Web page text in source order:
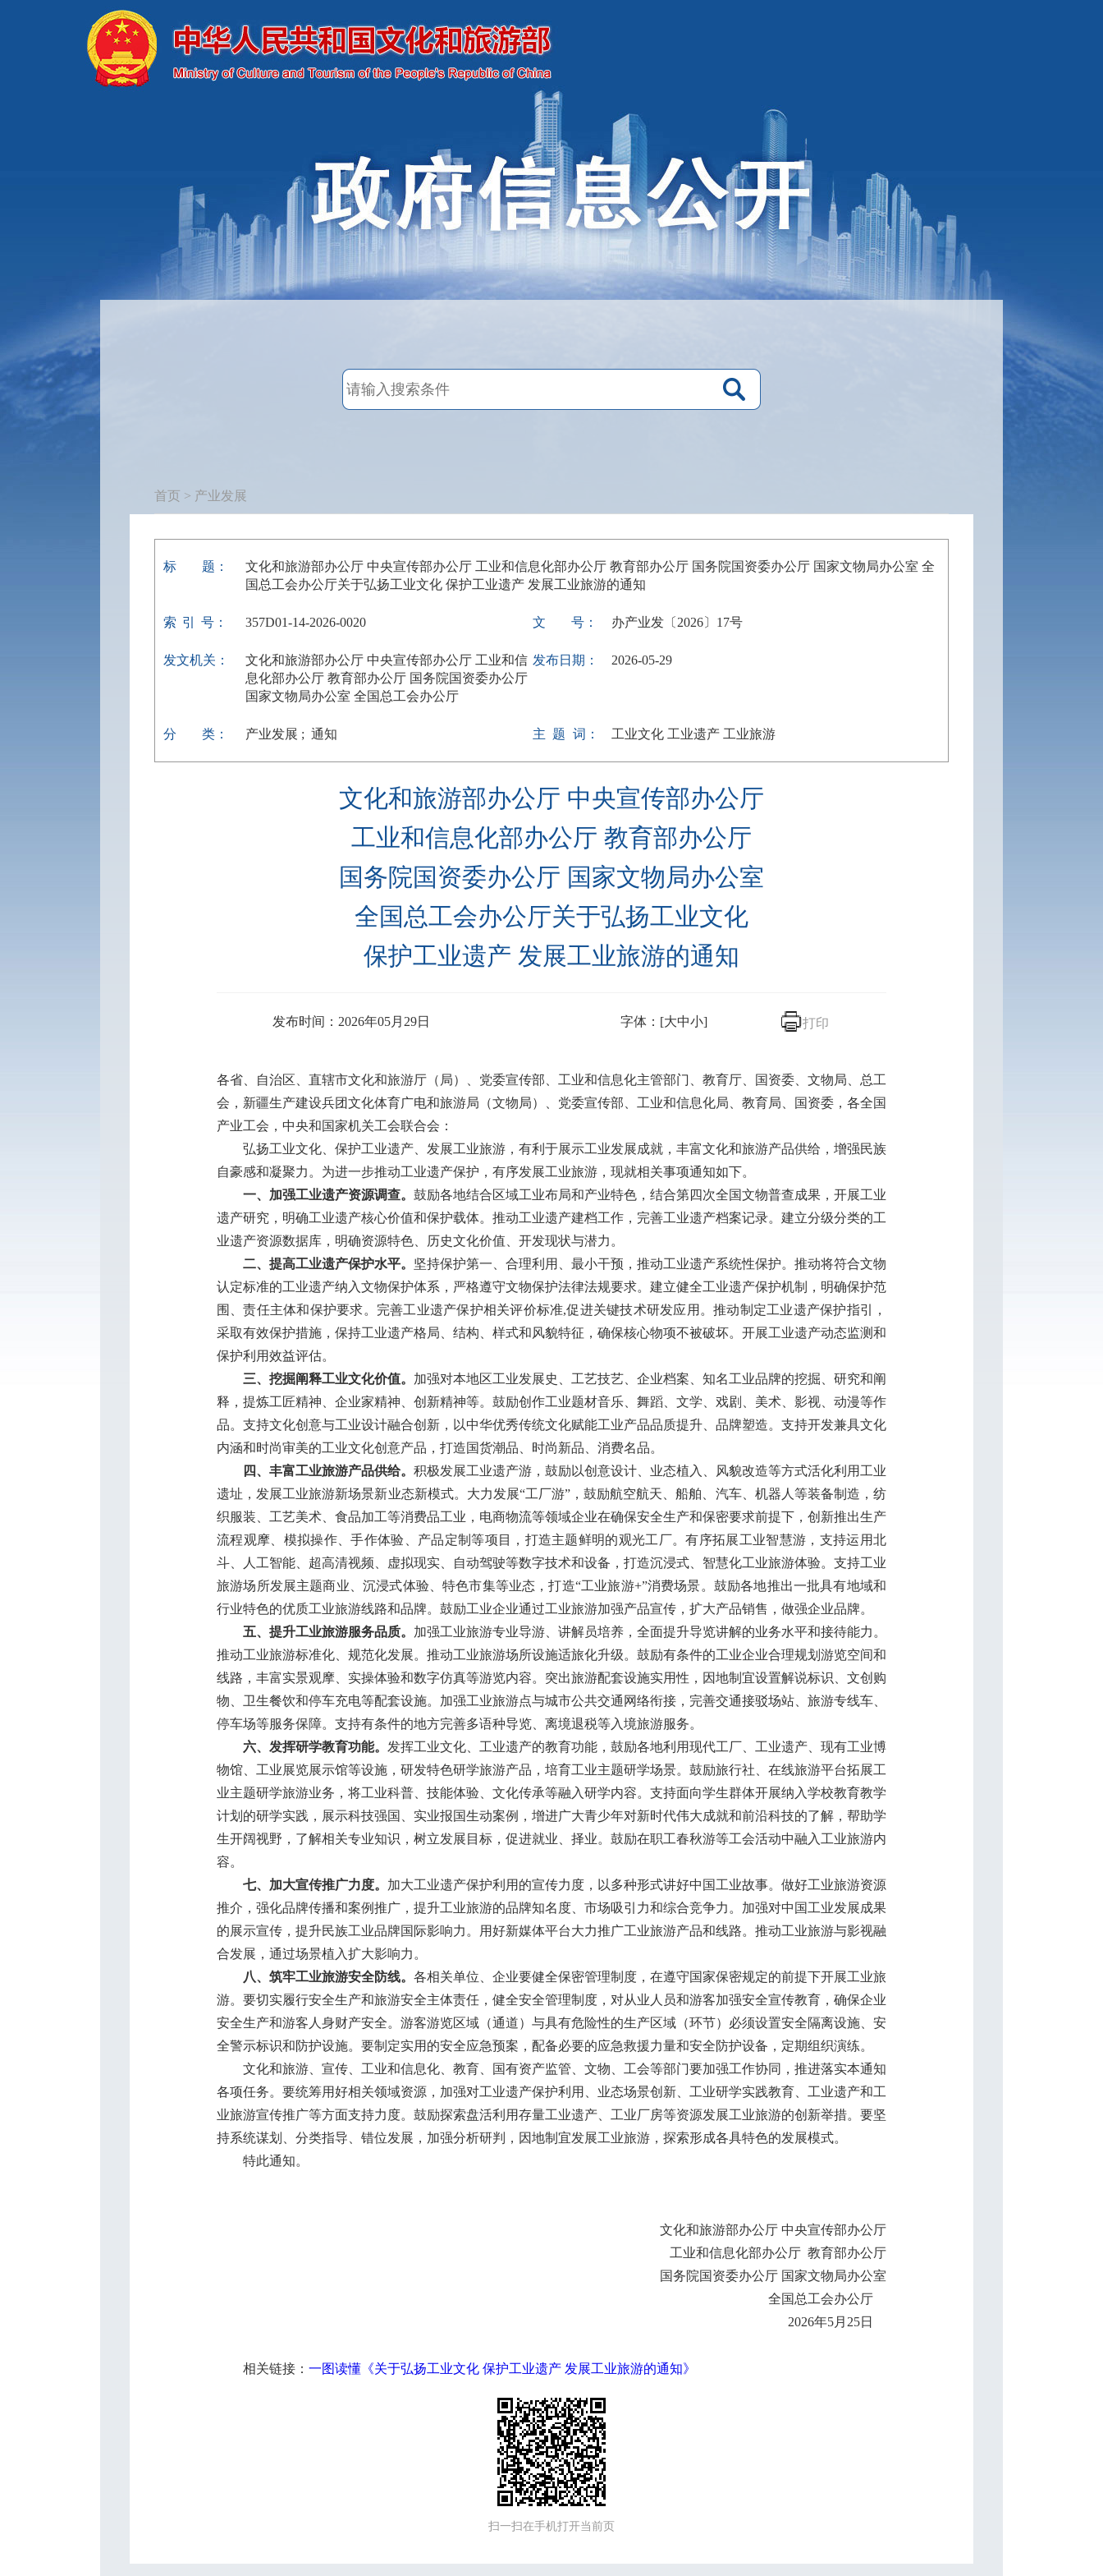
首页 > 产业发展
标 题： 文化和旅游部办公厅 中央宣传部办公厅 工业和信息化部办公厅 教育部办公厅 国务院国资委办公厅 国家文物局办公室 全
国总工会办公厅关于弘扬工业文化 保护工业遗产 发展工业旅游的通知
索 引 号： 357D01-14-2026-0020 文 号： 办产业发〔2026〕17号
发文机关：
文化和旅游部办公厅 中央宣传部办公厅 工业和信
息化部办公厅 教育部办公厅 国务院国资委办公厅
国家文物局办公室 全国总工会办公厅
发布日期： 2026-05-29
分 类： 产业发展 ; 通知 主 题 词： 工业文化 工业遗产 工业旅游
文化和旅游部办公厅 中央宣传部办公厅
工业和信息化部办公厅 教育部办公厅
国务院国资委办公厅 国家文物局办公室
全国总工会办公厅关于弘扬工业文化
保护工业遗产 发展工业旅游的通知
发布时间：2026年05月29日 字体：[大中小] 打印
各省、自治区、直辖市文化和旅游厅（局）、党委宣传部、工业和信息化主管部门、教育厅、国资委、文物局、总工
会，新疆生产建设兵团文化体育广电和旅游局（文物局）、党委宣传部、工业和信息化局、教育局、国资委，各全国
产业工会，中央和国家机关工会联合会：
弘扬工业文化、保护工业遗产、发展工业旅游，有利于展示工业发展成就，丰富文化和旅游产品供给，增强民族
自豪感和凝聚力。为进一步推动工业遗产保护，有序发展工业旅游，现就相关事项通知如下。
一、加强工业遗产资源调查。 鼓励各地结合区域工业布局和产业特色，结合第四次全国文物普查成果，开展工业
遗产研究，明确工业遗产核心价值和保护载体。推动工业遗产建档工作，完善工业遗产档案记录。建立分级分类的工
业遗产资源数据库，明确资源特色、历史文化价值、开发现状与潜力。
二、提高工业遗产保护水平。 坚持保护第一、合理利用、最小干预，推动工业遗产系统性保护。推动将符合文物
认定标准的工业遗产纳入文物保护体系，严格遵守文物保护法律法规要求。建立健全工业遗产保护机制，明确保护范
围、责任主体和保护要求。完善工业遗产保护相关评价标准,促进关键技术研发应用。推动制定工业遗产保护指引，
采取有效保护措施，保持工业遗产格局、结构、样式和风貌特征，确保核心物项不被破坏。开展工业遗产动态监测和
保护利用效益评估。
三、挖掘阐释工业文化价值。 加强对本地区工业发展史、工艺技艺、企业档案、知名工业品牌的挖掘、研究和阐
释，提炼工匠精神、企业家精神、创新精神等。鼓励创作工业题材音乐、舞蹈、文学、戏剧、美术、影视、动漫等作
品。支持文化创意与工业设计融合创新，以中华优秀传统文化赋能工业产品品质提升、品牌塑造。支持开发兼具文化
内涵和时尚审美的工业文化创意产品，打造国货潮品、时尚新品、消费名品。
四、丰富工业旅游产品供给。 积极发展工业遗产游，鼓励以创意设计、业态植入、风貌改造等方式活化利用工业
遗址，发展工业旅游新场景新业态新模式。大力发展“工厂游”，鼓励航空航天、船舶、汽车、机器人等装备制造，纺
织服装、工艺美术、食品加工等消费品工业，电商物流等领域企业在确保安全生产和保密要求前提下，创新推出生产
流程观摩、模拟操作、手作体验、产品定制等项目，打造主题鲜明的观光工厂。有序拓展工业智慧游，支持运用北
斗、人工智能、超高清视频、虚拟现实、自动驾驶等数字技术和设备，打造沉浸式、智慧化工业旅游体验。支持工业
旅游场所发展主题商业、沉浸式体验、特色市集等业态，打造“工业旅游+”消费场景。鼓励各地推出一批具有地域和
行业特色的优质工业旅游线路和品牌。鼓励工业企业通过工业旅游加强产品宣传，扩大产品销售，做强企业品牌。
五、提升工业旅游服务品质。 加强工业旅游专业导游、讲解员培养，全面提升导览讲解的业务水平和接待能力。
推动工业旅游标准化、规范化发展。推动工业旅游场所设施适旅化升级。鼓励有条件的工业企业合理规划游览空间和
线路，丰富实景观摩、实操体验和数字仿真等游览内容。突出旅游配套设施实用性，因地制宜设置解说标识、文创购
物、卫生餐饮和停车充电等配套设施。加强工业旅游点与城市公共交通网络衔接，完善交通接驳场站、旅游专线车、
停车场等服务保障。支持有条件的地方完善多语种导览、离境退税等入境旅游服务。
六、发挥研学教育功能。 发挥工业文化、工业遗产的教育功能，鼓励各地利用现代工厂、工业遗产、现有工业博
物馆、工业展览展示馆等设施，研发特色研学旅游产品，培育工业主题研学场景。鼓励旅行社、在线旅游平台拓展工
业主题研学旅游业务，将工业科普、技能体验、文化传承等融入研学内容。支持面向学生群体开展纳入学校教育教学
计划的研学实践，展示科技强国、实业报国生动案例，增进广大青少年对新时代伟大成就和前沿科技的了解，帮助学
生开阔视野，了解相关专业知识，树立发展目标，促进就业、择业。鼓励在职工春秋游等工会活动中融入工业旅游内
容。
七、加大宣传推广力度。 加大工业遗产保护利用的宣传力度，以多种形式讲好中国工业故事。做好工业旅游资源
推介，强化品牌传播和案例推广，提升工业旅游的品牌知名度、市场吸引力和综合竞争力。加强对中国工业发展成果
的展示宣传，提升民族工业品牌国际影响力。用好新媒体平台大力推广工业旅游产品和线路。推动工业旅游与影视融
合发展，通过场景植入扩大影响力。
八、筑牢工业旅游安全防线。 各相关单位、企业要健全保密管理制度，在遵守国家保密规定的前提下开展工业旅
游。要切实履行安全生产和旅游安全主体责任，健全安全管理制度，对从业人员和游客加强安全宣传教育，确保企业
安全生产和游客人身财产安全。游客游览区域（通道）与具有危险性的生产区域（环节）必须设置安全隔离设施、安
全警示标识和防护设施。要制定实用的安全应急预案，配备必要的应急救援力量和安全防护设备，定期组织演练。
文化和旅游、宣传、工业和信息化、教育、国有资产监管、文物、工会等部门要加强工作协同，推进落实本通知
各项任务。要统筹用好相关领域资源，加强对工业遗产保护利用、业态场景创新、工业研学实践教育、工业遗产和工
业旅游宣传推广等方面支持力度。鼓励探索盘活利用存量工业遗产、工业厂房等资源发展工业旅游的创新举措。要坚
持系统谋划、分类指导、错位发展，加强分析研判，因地制宜发展工业旅游，探索形成各具特色的发展模式。
特此通知。
文化和旅游部办公厅 中央宣传部办公厅
工业和信息化部办公厅 教育部办公厅
国务院国资委办公厅 国家文物局办公室
全国总工会办公厅
2026年5月25日
相关链接： 一图读懂《关于弘扬工业文化 保护工业遗产 发展工业旅游的通知》
扫一扫在手机打开当前页